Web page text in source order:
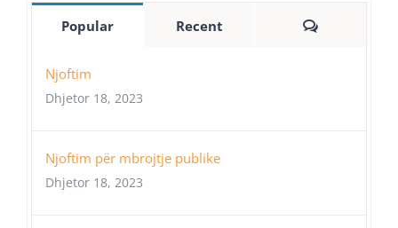
Popular Recent Comments
Njoftim
Dhjetor 18, 2023
Njoftim për mbrojtje publike
Dhjetor 18, 2023